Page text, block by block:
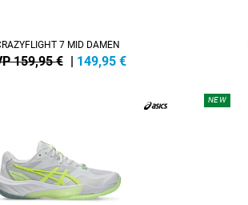
7 MID DAMEN
159,95 € | 149,95 €
NEW